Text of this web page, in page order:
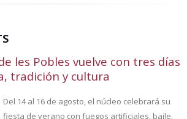
les Pobles vuelve con tres días
tradición y cultura
Del 14 al 16 de agosto, el núcleo celebrará su
fiesta de verano con fuegos artificiales, baile,